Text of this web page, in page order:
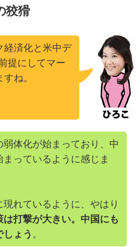
狡猾
経済化と米中デ
提にしてマー
ね。
弱体化が始まっており、中
まっているように感じま
現れているように、やはり
は打撃が大きい。中国にも
しょう 。